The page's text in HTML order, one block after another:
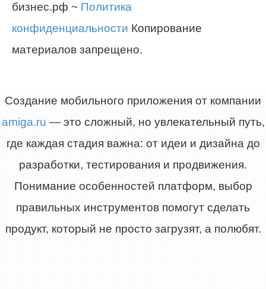
бизнес.рф ~ Политика
конфиденциальности Копирование
материалов запрещено.
Создание мобильного приложения от компании
amiga.ru — это сложный, но увлекательный путь,
где каждая стадия важна: от идеи и дизайна до
разработки, тестирования и продвижения.
Понимание особенностей платформ, выбор
правильных инструментов помогут сделать
продукт, который не просто загрузят, а полюбят.